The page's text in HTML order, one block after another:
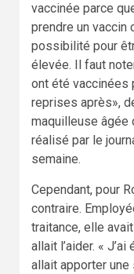
vaccinée parce
prendre un vaccin
possibilité pour
élevée. Il faut
ont été vaccinées
reprises après»,
maquilleuse âgée
réalisé par le
semaine.
Cependant, pour
contraire.
traitance, elle
allait l’aider. «
allait apporter une